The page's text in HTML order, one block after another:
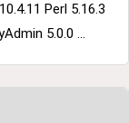
Perl 5.16.3
5.0.0 ...